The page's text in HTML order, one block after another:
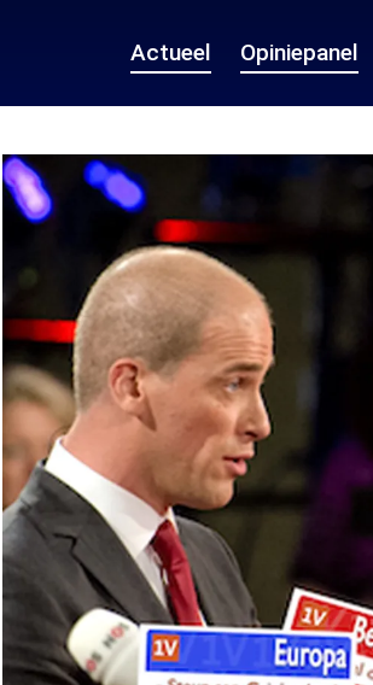
Actueel Opiniepanel